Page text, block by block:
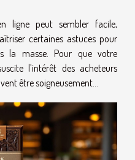
ligne peut sembler facile,
certaines astuces pour
la masse. Pour que votre
l’intérêt des acheteurs
être soigneusement...